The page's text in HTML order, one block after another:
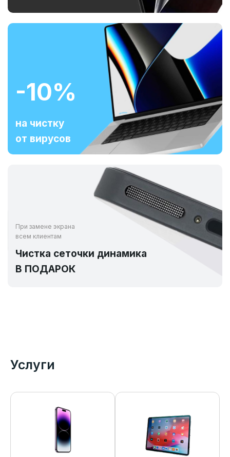
-10%
на чистку
от вирусов
При замене экрана
всем клиентам
Чистка сеточки динамика
В ПОДАРОК
Услуги